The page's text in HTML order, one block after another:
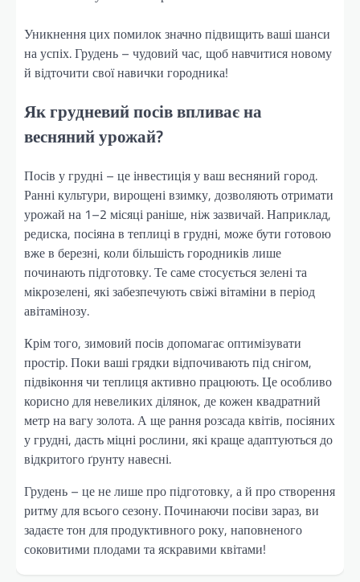
Уникнення цих помилок значно підвищить ваші шанси
на успіх. Грудень – чудовий час, щоб навчитися новому
й відточити свої навички городника!
Як грудневий посів впливає на
весняний урожай?
Посів у грудні – це інвестиція у ваш весняний город.
Ранні культури, вирощені взимку, дозволяють отримати
урожай на 1–2 місяці раніше, ніж зазвичай. Наприклад,
редиска, посіяна в теплиці в грудні, може бути готовою
вже в березні, коли більшість городників лише
починають підготовку. Те саме стосується зелені та
мікрозелені, які забезпечують свіжі вітаміни в період
авітамінозу.
Крім того, зимовий посів допомагає оптимізувати
простір. Поки ваші грядки відпочивають під снігом,
підвіконня чи теплиця активно працюють. Це особливо
корисно для невеликих ділянок, де кожен квадратний
метр на вагу золота. А ще рання розсада квітів, посіяних
у грудні, дасть міцні рослини, які краще адаптуються до
відкритого ґрунту навесні.
Грудень – це не лише про підготовку, а й про створення
ритму для всього сезону. Починаючи посіви зараз, ви
задаєте тон для продуктивного року, наповненого
соковитими плодами та яскравими квітами!